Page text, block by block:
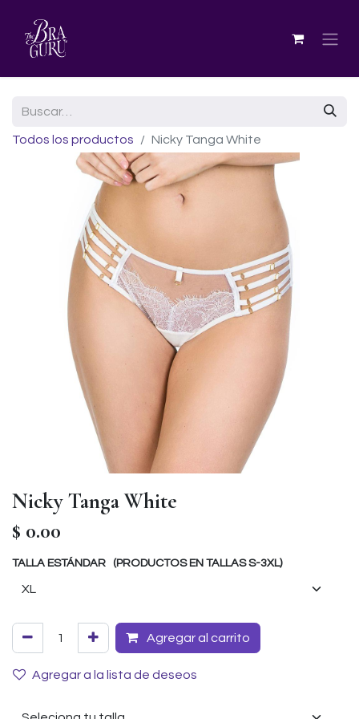
Todos los productos Nicky Tanga White
Nicky Tanga White
$ 0.00
TALLA ESTÁNDAR (PRODUCTOS EN TALLAS S-3XL)
Agregar al carrito
Agregar a la lista de deseos